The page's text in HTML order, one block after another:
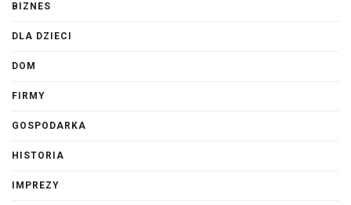
BIZNES
DLA DZIECI
DOM
FIRMY
GOSPODARKA
HISTORIA
IMPREZY